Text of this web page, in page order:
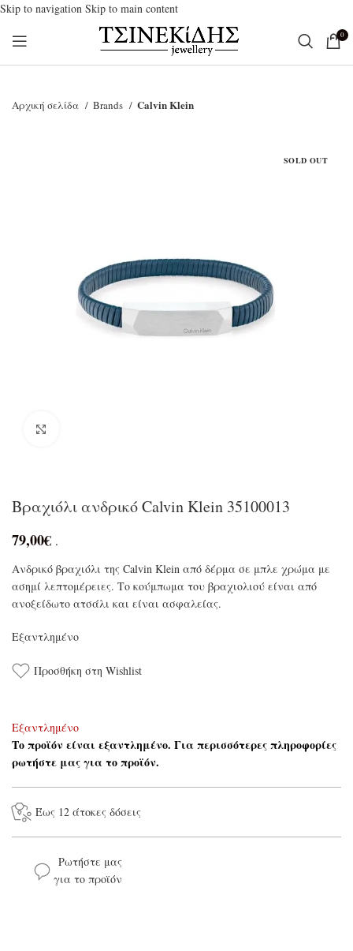
Skip to navigation Skip to main content
0
Αρχική σελίδα Brands Calvin Klein
SOLD OUT
Βραχιόλι ανδρικό Calvin Klein 35100013
79,00€ .
Ανδρικό βραχιόλι της Calvin Klein από δέρμα σε μπλε χρώμα με
ασημί λεπτομέρειες. Το κούμπωμα του βραχιολιού είναι από
ανοξείδωτο ατσάλι και είναι ασφαλείας.
Εξαντλημένο
Προσθήκη στη Wishlist
Εξαντλημένο
Το προϊόν είναι εξαντλημένο. Για περισσότερες πληροφορίες
ρωτήστε μας για το προϊόν.
Έως 12 άτοκες δόσεις
Ρωτήστε μας
για το προϊόν